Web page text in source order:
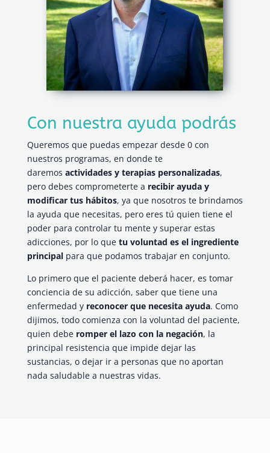
Con nuestra ayuda podrás
Queremos que puedas empezar desde 0 con
nuestros programas, en donde te
daremos actividades y terapias personalizadas,
pero debes comprometerte a recibir ayuda y
modificar tus hábitos, ya que nosotros te brindamos
la ayuda que necesitas, pero eres tú quien tiene el
poder para controlar tu mente y superar estas
adicciones, por lo que tu voluntad es el ingrediente
principalpara que podamos trabajar en conjunto.
Lo primero que el paciente deberá hacer, es tomar
conciencia de su adicción, saber que tiene una
enfermedad y reconocer que necesita ayuda. Como
dijimos, todo comienza con la voluntad del paciente,
quien debe romper el lazo con la negación, la
principal resistencia que impide dejar las
sustancias, o dejar ir a personas que no aportan
nada saludable a nuestras vidas.